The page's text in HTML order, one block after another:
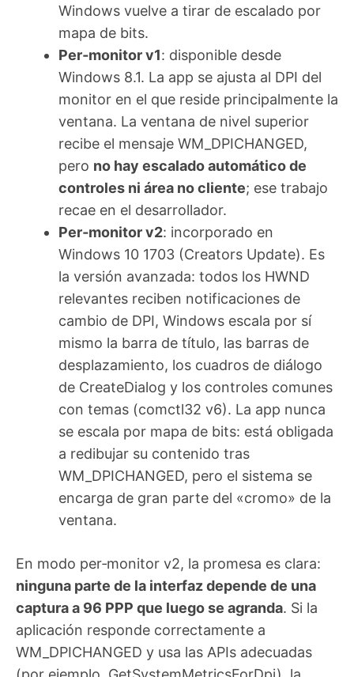
Windows vuelve a tirar de escalado por
mapa de bits.
Per‑monitor v1: disponible desde
Windows 8.1. La app se ajusta al DPI del
monitor en el que reside principalmente la
ventana. La ventana de nivel superior
recibe el mensaje WM_DPICHANGED,
pero no hay escalado automático de
controles ni área no cliente; ese trabajo
recae en el desarrollador.
Per‑monitor v2: incorporado en
Windows 10 1703 (Creators Update). Es
la versión avanzada: todos los HWND
relevantes reciben notificaciones de
cambio de DPI, Windows escala por sí
mismo la barra de título, las barras de
desplazamiento, los cuadros de diálogo
de CreateDialog y los controles comunes
con temas (comctl32 v6). La app nunca
se escala por mapa de bits: está obligada
a redibujar su contenido tras
WM_DPICHANGED, pero el sistema se
encarga de gran parte del «cromo» de la
ventana.
En modo per‑monitor v2, la promesa es clara:
ninguna parte de la interfaz depende de una
captura a 96 PPP que luego se agranda. Si la
aplicación responde correctamente a
WM_DPICHANGED y usa las APIs adecuadas